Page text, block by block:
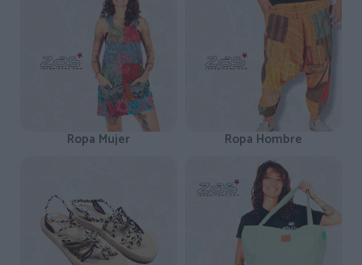
Ropa Mujer Ropa Hombre